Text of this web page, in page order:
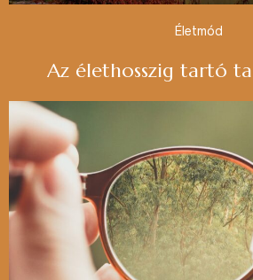
Életmód
Az élethosszig tartó